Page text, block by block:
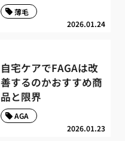
2026.01.24
薄毛
自宅ケアでFAGAは改
善するのかおすすめ商
品と限界
2026.01.23
AGA